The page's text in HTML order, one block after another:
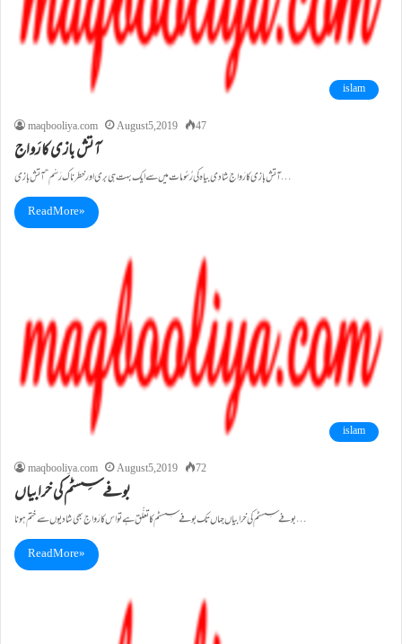
islam
maqbooliya.com
August 5, 2019 47
آتش بازی کا رَواج
آتش بازی کا رَواج شادی بیاہ کی رُسُومات میں سے ایک بہت ہی بری اور خطرناک رَسْم “ آتش بازی…
Read More »
islam
maqbooliya.com
August 5, 2019 72
بوفے سِسٹم کی خرابیاں
بوفے سِسٹم کی خرابیاں جہاں تک بوفے سِسٹم کا تعلُّق ہے تو اس کا رَواج بھی شادیوں سے ختم ہونا…
Read More »